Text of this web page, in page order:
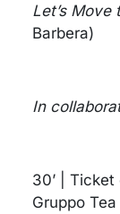
Let’s Move
Barbera)
In
30’ |
Gruppo Tea